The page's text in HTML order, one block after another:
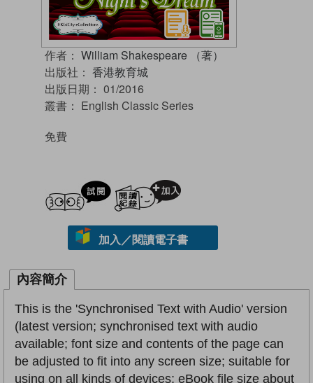
作者： William Shakespeare （著）
出版社： 香港教育城
出版日期： 01/2016
叢書： English Classic Series
免費
試閲
加入／閱讀電子書
內容簡介
This is the 'Synchronised Text with Audio' version
(latest version; synchronised text with audio
available; font size and contents of the page can
be adjusted to fit into any screen size; suitable for
using on all kinds of devices; eBook file size about